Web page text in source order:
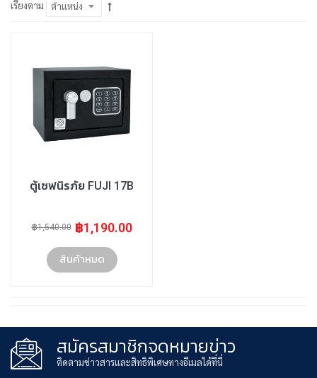
เรียงตาม
ตู้เซฟนิรภัย FUJI 17B
฿1,190.00
฿1,540.00
สินค้าหมด
สมัครสมาชิกจดหมายข่าว
ติดตามข่าวสารและสิทธิพิเศษทางอีเมลได้ที่นี่